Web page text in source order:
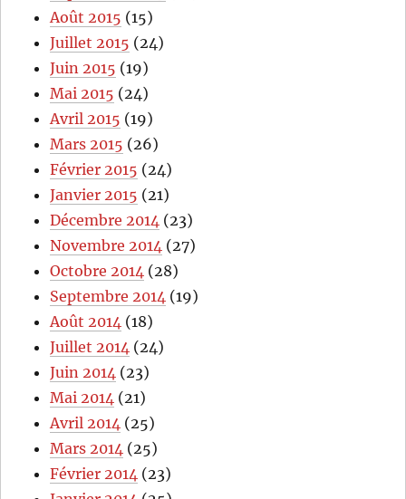
Août 2015 (15)
Juillet 2015 (24)
Juin 2015 (19)
Mai 2015 (24)
Avril 2015 (19)
Mars 2015 (26)
Février 2015 (24)
Janvier 2015 (21)
Décembre 2014 (23)
Novembre 2014 (27)
Octobre 2014 (28)
Septembre 2014 (19)
Août 2014 (18)
Juillet 2014 (24)
Juin 2014 (23)
Mai 2014 (21)
Avril 2014 (25)
Mars 2014 (25)
Février 2014 (23)